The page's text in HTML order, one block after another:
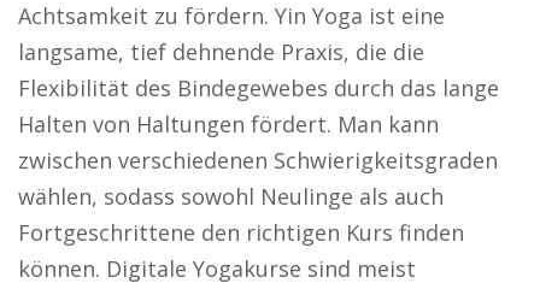
Achtsamkeit zu fördern. Yin Yoga ist eine
langsame, tief dehnende Praxis, die die
Flexibilität des Bindegewebes durch das lange
Halten von Haltungen fördert. Man kann
zwischen verschiedenen Schwierigkeitsgraden
wählen, sodass sowohl Neulinge als auch
Fortgeschrittene den richtigen Kurs finden
können. Digitale Yogakurse sind meist